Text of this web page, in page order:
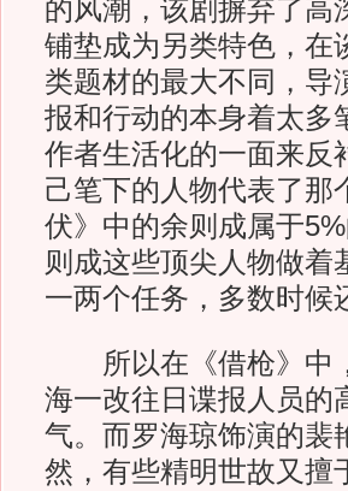
的风潮，该剧摒弃了高
铺垫成为另类特色，在
类题材的最大不同，导
报和行动的本身着太多
作者生活化的一面来反
己笔下的人物代表了那
伏》中的余则成属于
则成这些顶尖人物做着
一两个任务，多数时候
所以在《借枪》中
海一改往日谍报人员的
气。而罗海琼饰演的裴
然，有些精明世故又擅